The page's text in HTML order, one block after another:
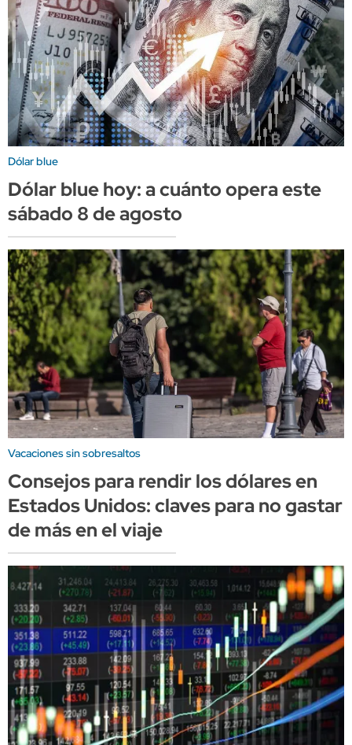
Dólar blue
Dólar blue hoy: a cuánto opera este
sábado 8 de agosto
Vacaciones sin sobresaltos
Consejos para rendir los dólares en
Estados Unidos: claves para no gastar
de más en el viaje